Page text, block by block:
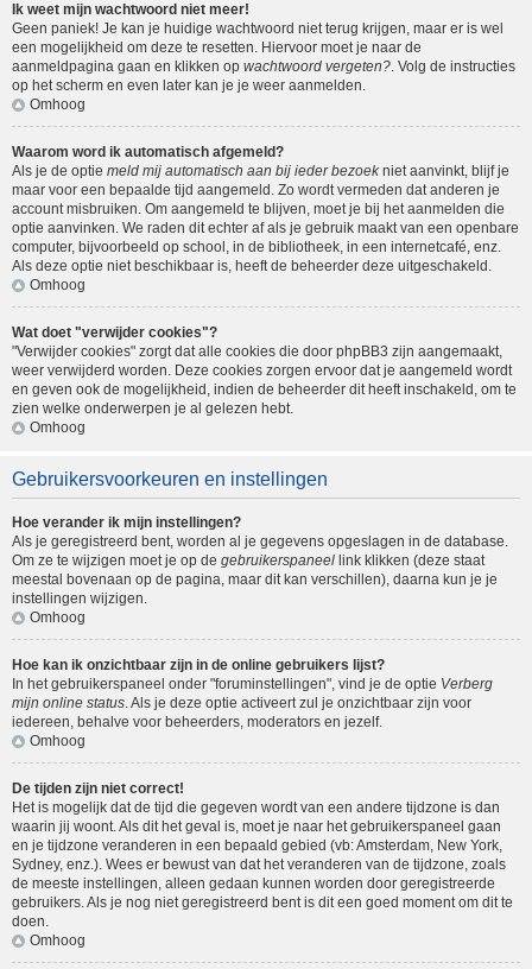
Ik weet mijn wachtwoord niet meer!
Geen paniek! Je kan je huidige wachtwoord niet terug krijgen, maar er is wel
een mogelijkheid om deze te resetten. Hiervoor moet je naar de
aanmeldpagina gaan en klikken op wachtwoord vergeten?. Volg de instructies
op het scherm en even later kan je je weer aanmelden.
Omhoog
Waarom word ik automatisch afgemeld?
Als je de optie meld mij automatisch aan bij ieder bezoekniet aanvinkt, blijf je
maar voor een bepaalde tijd aangemeld. Zo wordt vermeden dat anderen je
account misbruiken. Om aangemeld te blijven, moet je bij het aanmelden die
optie aanvinken. We raden dit echter af als je gebruik maakt van een openbare
computer, bijvoorbeeld op school, in de bibliotheek, in een internetcafé, enz.
Als deze optie niet beschikbaar is, heeft de beheerder deze uitgeschakeld.
Omhoog
Wat doet "verwijder cookies"?
"Verwijder cookies" zorgt dat alle cookies die door phpBB3 zijn aangemaakt,
weer verwijderd worden. Deze cookies zorgen ervoor dat je aangemeld wordt
en geven ook de mogelijkheid, indien de beheerder dit heeft inschakeld, om te
zien welke onderwerpen je al gelezen hebt.
Omhoog
Gebruikersvoorkeuren en instellingen
Hoe verander ik mijn instellingen?
Als je geregistreerd bent, worden al je gegevens opgeslagen in de database.
Om ze te wijzigen moet je op de gebruikerspaneel link klikken (deze staat
meestal bovenaan op de pagina, maar dit kan verschillen), daarna kun je je
instellingen wijzigen.
Omhoog
Hoe kan ik onzichtbaar zijn in de online gebruikers lijst?
In het gebruikerspaneel onder "foruminstellingen", vind je de optie Verberg
mijn online status. Als je deze optie activeert zul je onzichtbaar zijn voor
iedereen, behalve voor beheerders, moderators en jezelf.
Omhoog
De tijden zijn niet correct!
Het is mogelijk dat de tijd die gegeven wordt van een andere tijdzone is dan
waarin jij woont. Als dit het geval is, moet je naar het gebruikerspaneel gaan
en je tijdzone veranderen in een bepaald gebied (vb: Amsterdam, New York,
Sydney, enz.). Wees er bewust van dat het veranderen van de tijdzone, zoals
de meeste instellingen, alleen gedaan kunnen worden door geregistreerde
gebruikers. Als je nog niet geregistreerd bent is dit een goed moment om dit te
doen.
Omhoog